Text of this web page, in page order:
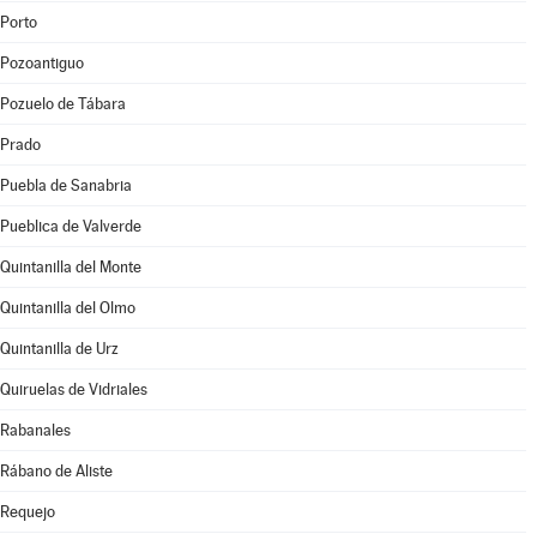
Porto
Pozoantiguo
Pozuelo de Tábara
Prado
Puebla de Sanabria
Pueblica de Valverde
Quintanilla del Monte
Quintanilla del Olmo
Quintanilla de Urz
Quiruelas de Vidriales
Rabanales
Rábano de Aliste
Requejo